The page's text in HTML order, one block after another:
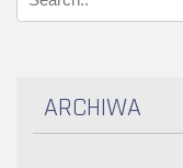
ARCHIWA